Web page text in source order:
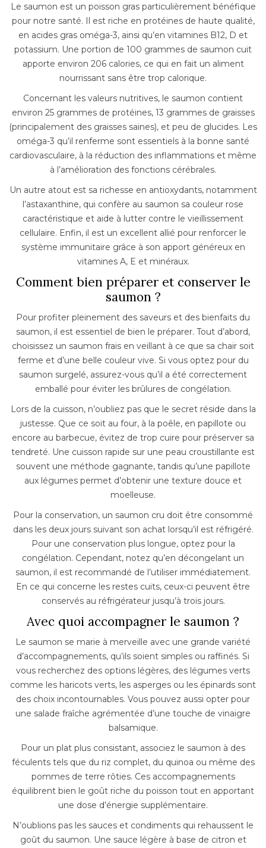
Le saumon est un poisson gras particulièrement bénéfique
pour notre santé. Il est riche en protéines de haute qualité,
en acides gras oméga-3, ainsi qu’en vitamines B12, D et
potassium. Une portion de 100 grammes de saumon cuit
apporte environ 206 calories, ce qui en fait un aliment
nourrissant sans être trop calorique.
Concernant les valeurs nutritives, le saumon contient
environ 25 grammes de protéines, 13 grammes de graisses
(principalement des graisses saines), et peu de glucides. Les
oméga-3 qu’il renferme sont essentiels à la bonne santé
cardiovasculaire, à la réduction des inflammations et même
à l’amélioration des fonctions cérébrales.
Un autre atout est sa richesse en antioxydants, notamment
l’astaxanthine, qui confère au saumon sa couleur rose
caractéristique et aide à lutter contre le vieillissement
cellulaire. Enfin, il est un excellent allié pour renforcer le
système immunitaire grâce à son apport généreux en
vitamines A, E et minéraux.
Comment bien préparer et conserver le
saumon ?
Pour profiter pleinement des saveurs et des bienfaits du
saumon, il est essentiel de bien le préparer. Tout d’abord,
choisissez un saumon frais en veillant à ce que sa chair soit
ferme et d’une belle couleur vive. Si vous optez pour du
saumon surgelé, assurez-vous qu’il a été correctement
emballé pour éviter les brûlures de congélation.
Lors de la cuisson, n’oubliez pas que le secret réside dans la
justesse. Que ce soit au four, à la poêle, en papillote ou
encore au barbecue, évitez de trop cuire pour préserver sa
tendreté. Une cuisson rapide sur une peau croustillante est
souvent une méthode gagnante, tandis qu’une papillote
aux légumes permet d’obtenir une texture douce et
moelleuse.
Pour la conservation, un saumon cru doit être consommé
dans les deux jours suivant son achat lorsqu’il est réfrigéré.
Pour une conservation plus longue, optez pour la
congélation. Cependant, notez qu’en décongelant un
saumon, il est recommandé de l’utiliser immédiatement.
En ce qui concerne les restes cuits, ceux-ci peuvent être
conservés au réfrigérateur jusqu’à trois jours.
Avec quoi accompagner le saumon ?
Le saumon se marie à merveille avec une grande variété
d’accompagnements, qu’ils soient simples ou raffinés. Si
vous recherchez des options légères, des légumes verts
comme les haricots verts, les asperges ou les épinards sont
des choix incontournables. Vous pouvez aussi opter pour
une salade fraîche agrémentée d’une touche de vinaigre
balsamique.
Pour un plat plus consistant, associez le saumon à des
féculents tels que du riz complet, du quinoa ou même des
pommes de terre rôties. Ces accompagnements
équilibrent bien le goût riche du poisson tout en apportant
une dose d’énergie supplémentaire.
N’oublions pas les sauces et condiments qui rehaussent le
goût du saumon. Une sauce légère à base de citron et